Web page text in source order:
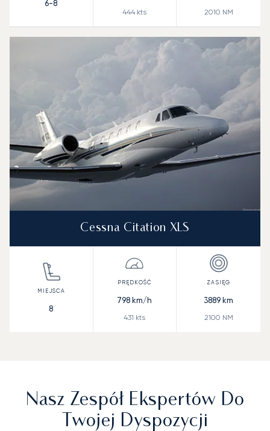
6-8
444 kts 2010 NM
Cessna Citation XLS
8
798 km/h
431 kts
3889 km
2100 NM
Nasz Zespół Ekspertów Do
Twojej Dyspozycji